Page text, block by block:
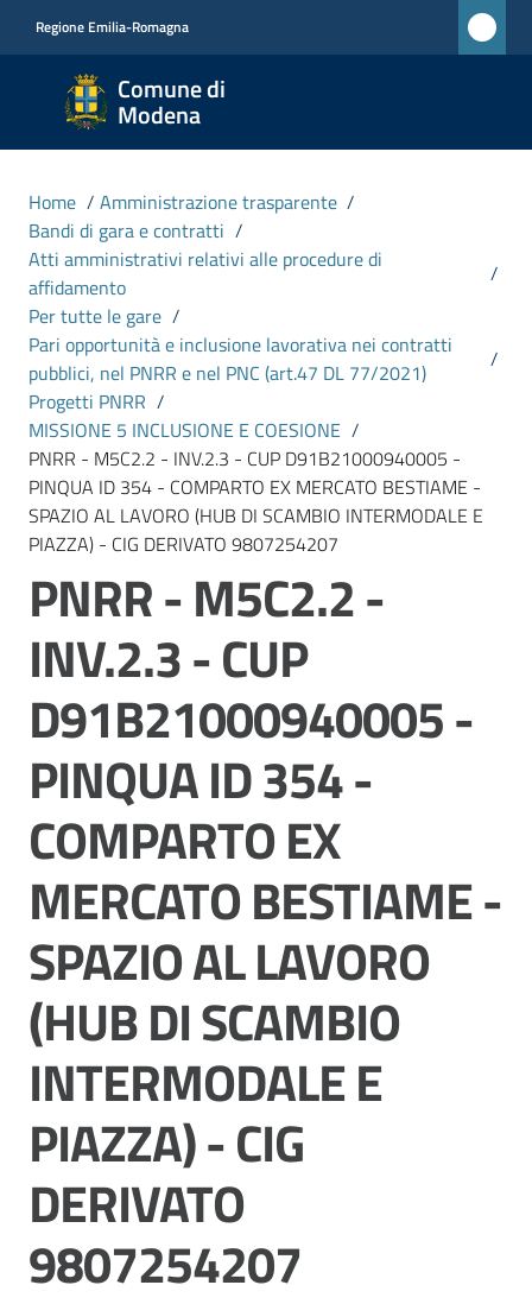
Regione Emilia-Romagna
Comune di
Modena
Comune
di
Modena
CIVICA
MONET
Amministrazione
Menu selezionato
Novità
Servizi
Vivere
Modena
Argomenti
Seguici
su
Home / Amministrazione trasparente /
Bandi di gara e contratti /
Atti amministrativi relativi alle procedure di
affidamento
/
Per tutte le gare /
Pari opportunità e inclusione lavorativa nei contratti
pubblici, nel PNRR e nel PNC (art.47 DL 77/2021)
/
Progetti PNRR /
MISSIONE 5 INCLUSIONE E COESIONE /
PNRR - M5C2.2 - INV.2.3 - CUP D91B21000940005 -
PINQUA ID 354 - COMPARTO EX MERCATO BESTIAME -
SPAZIO AL LAVORO (HUB DI SCAMBIO INTERMODALE E
PIAZZA) - CIG DERIVATO 9807254207
PNRR - M5C2.2 -
INV.2.3 - CUP
D91B21000940005 -
PINQUA ID 354 -
COMPARTO EX
MERCATO BESTIAME -
SPAZIO AL LAVORO
(HUB DI SCAMBIO
INTERMODALE E
PIAZZA) - CIG
DERIVATO
9807254207